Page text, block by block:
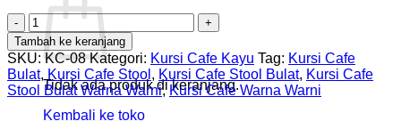
Tidak ada produk di keranjang.
Kembali ke toko
Kuantitas
Kursi
Cafe
Stool
Bulat
Warna
Warni
Tambah ke keranjang
SKU:KC-08 Kategori: Kursi Cafe Kayu Tag: Kursi Cafe
Bulat, Kursi Cafe Stool , Kursi Cafe Stool Bulat, Kursi Cafe
Stool Bulat Warna Warni, Kursi Cafe Warna Warni